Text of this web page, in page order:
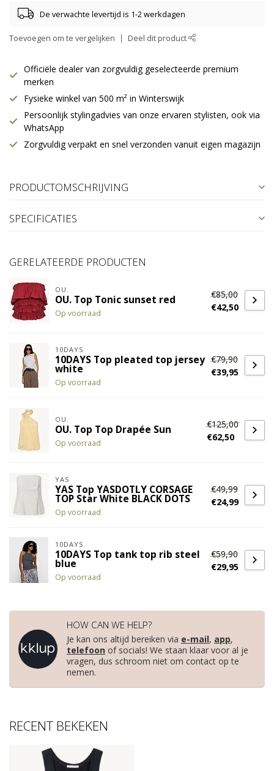
De verwachte levertijd is 1-2 werkdagen
Toevoegen om te vergelijken Deel dit product
Officiële dealer van zorgvuldig geselecteerde premium
merken
Fysieke winkel van 500 m² in Winterswijk
Persoonlijk stylingadvies van onze ervaren stylisten, ook via
WhatsApp
Zorgvuldig verpakt en snel verzonden vanuit eigen magazijn
PRODUCTOMSCHRIJVING
SPECIFICATIES
GERELATEERDE PRODUCTEN
OU.
OU. Top Tonic sunset red
Op voorraad
€85,00
€42,50
10DAYS
10DAYS Top pleated top jersey
white
Op voorraad
€79,90
€39,95
OU.
OU. Top Top Drapée Sun
Op voorraad
€125,00
€62,50
YAS
YAS Top YASDOTLY CORSAGE
TOP Star White BLACK DOTS
Op voorraad
€49,99
€24,99
10DAYS
10DAYS Top tank top rib steel
blue
Op voorraad
€59,90
€29,95
HOW CAN WE HELP?
Je kan ons altijd bereiken via e-mail, app,
telefoon of socials! We staan klaar voor al je
vragen, dus schroom niet om contact op te
nemen.
RECENT BEKEKEN